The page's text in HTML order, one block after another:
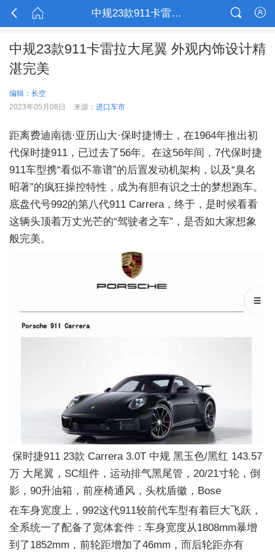
  中规23款911卡雷拉大尾翼 外观内饰设计精湛完美 

中规23款911卡雷拉大尾翼 外观内饰设计精
湛完美
编辑：长空
2023年05月08日
来源： 进口车市
距离费迪南德·亚历山大·保时捷博士，在1964年推出初
代保时捷911，已过去了56年。在这56年间，7代保时捷
911车型携“看似不靠谱”的后置发动机架构，以及“臭名
昭著”的疯狂操控特性，成为有胆有识之士的梦想跑车。
底盘代号992的第八代911 Carrera，终于，是时候看看
这辆头顶着万丈光芒的“驾驶者之车”，是否如大家想象
般完美。
保时捷911 23款 Carrera 3.0T 中规 黑玉色/黑红 143.57
万 大尾翼，SC组件，运动排气黑尾管，20/21寸轮，倒
影，90升油箱，前座椅通风，头枕盾徽，Bose
在车身宽度上，992这代911较前代车型有着巨大飞跃，
全系统一了配备了宽体套件：车身宽度从1808mm暴增
到了1852mm，前轮距增加了46mm，而后轮距亦有